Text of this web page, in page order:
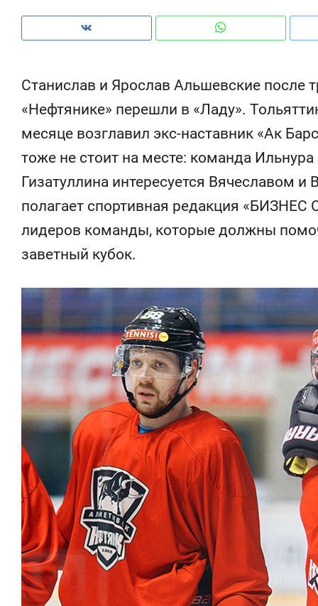
Станислав и Ярослав Альшевские после
«Нефтянике» перешли в «Ладу».
месяце возглавил экс-наставник «Ак
тоже не стоит на месте: команда Ильнура
Гизатуллина интересуется Вячеславом
полагает спортивная редакция «БИЗНЕС
лидеров команды, которые должны
заветный кубок.
Рекомендуем
Как ГК «МИР ГРУПП» и ВТБ
комфорта под Казанью
Рекомендуем
150 камер